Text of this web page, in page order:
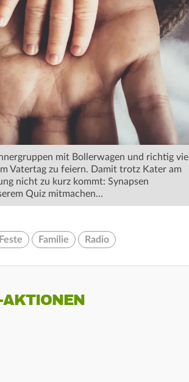
mit Bollerwagen und richtig viel
Vatertag zu feiern. Damit trotz Kater am
nicht zu kurz kommt: Synapsen
Quiz mitmachen...
Feste Familie Radio
AKTIONEN